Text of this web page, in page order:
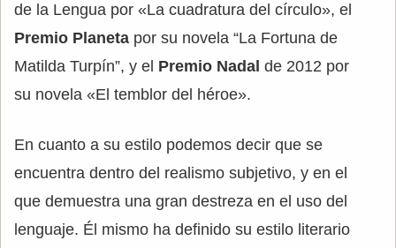
de la Lengua por «La cuadratura del círculo», el
Premio Planeta por su novela “La Fortuna de
Matilda Turpín”, y el Premio Nadal de 2012 por
su novela «El temblor del héroe».
En cuanto a su estilo podemos decir que se
encuentra dentro del realismo subjetivo, y en el
que demuestra una gran destreza en el uso del
lenguaje. Él mismo ha definido su estilo literario